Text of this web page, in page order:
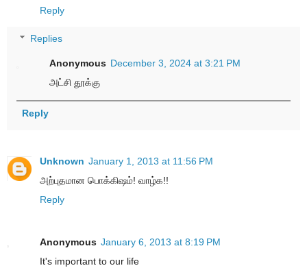
Reply
Replies
Anonymous December 3, 2024 at 3:21 PM
அட்சி தூக்கு
Reply
Unknown January 1, 2013 at 11:56 PM
அற்புதமான பொக்கிஷம்! வாழ்க!!
Reply
Anonymous January 6, 2013 at 8:19 PM
It's important to our life